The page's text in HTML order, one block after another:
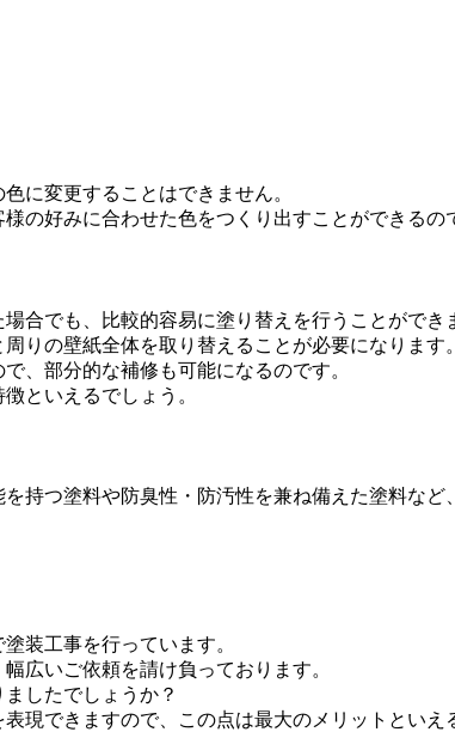
に変更することはできません。
の好みに合わせた色をつくり出すことができるの
合でも、比較的容易に塗り替えを行うことができ
りの壁紙全体を取り替えることが必要になります。
、部分的な補修も可能になるのです。
といえるでしょう。
持つ塗料や防臭性・防汚性を兼ね備えた塗料など
装工事を行っています。
広いご依頼を請け負っております。
したでしょうか？
現できますので、この点は最大のメリットといえ